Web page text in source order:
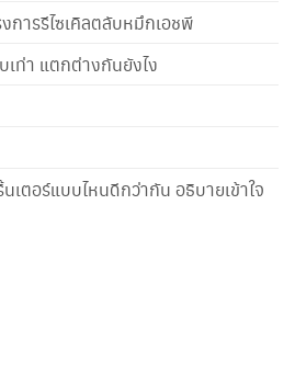
การรีไซเคิลตลับหมึกเอชพี
ท่า แตกต่างกันยังไง
เตอร์แบบไหนดีกว่ากัน อธิบายเข้าใจ